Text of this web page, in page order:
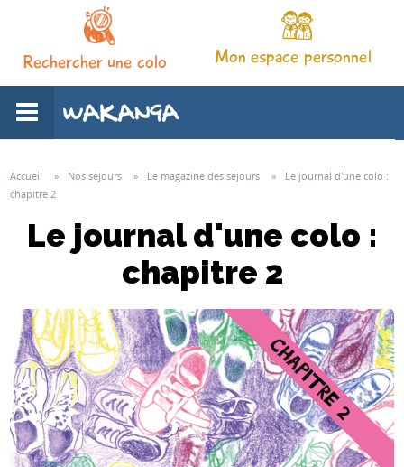
Rechercher une colo Mon espace personnel
Nos séjours
Notre pédagogie
Espace familles
Infos pratiques
Espace anims
Accueil » Nos séjours » Le magazine des séjours »
Le journal d'une colo :
chapitre 2
Le journal d'une colo :
chapitre 2